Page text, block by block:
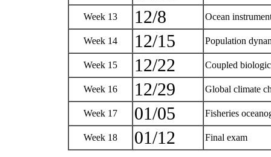
Week 13 12/8 Ocean
Week 14 12/15 Population
Week 15 12/22 Coupled
Week 16 12/29 Global climate
Week 17 01/05 Fisheries
Week 18 01/12 Final exam